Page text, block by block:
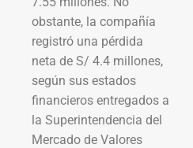
obstante, la compañía
registró una pérdida
neta de S/ 4.4 millones,
según sus estados
financieros entregados a
la Superintendencia del
Mercado de Valores